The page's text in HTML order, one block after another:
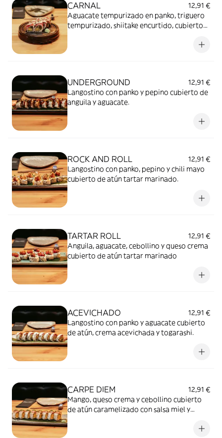
CARNAL
12,91 €
Aguacate tempurizado en panko, triguero
tempurizado, shiitake encurtido, cubierto
UNDERGROUND
12,91 €
Langostino con panko y pepino cubierto de
anguila y aguacate.
ROCK AND ROLL
12,91 €
Langostino con panko, pepino y chili mayo
cubierto de atún tartar marinado.
TARTAR ROLL
12,91 €
Anguila, aguacate, cebollino y queso crema
cubierto de atún tartar marinado
ACEVICHADO
12,91 €
Langostino con panko y aguacate cubierto
de atún, crema acevichada y togarashi.
CARPE DIEM
12,91 €
Mango, queso crema y cebollino cubierto
de atún caramelizado con salsa miel y